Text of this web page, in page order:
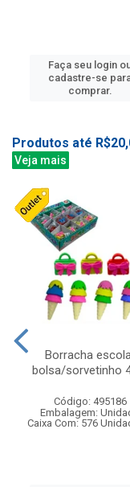
Faça seu login
cadastre-se
comprar.
Produtos até
Veja mais
Borracha
bolsa/sorvetinho
Código: 495186
Embalagem:
Caixa Com: 576